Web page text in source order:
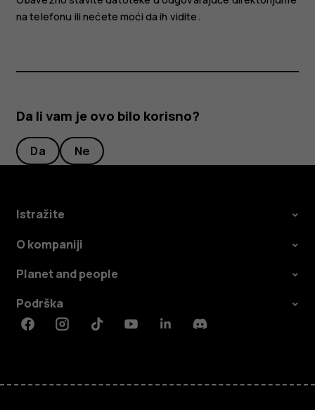
na telefonu ili nećete moći da ih vidite.
Da li vam je ovo bilo korisno?
Da Ne
Istražite
O kompaniji
Planet and people
Podrška
FacebookInstagramTiktokYoutubeLinkedinDiscord